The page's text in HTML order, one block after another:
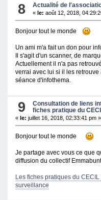
8 Actualité de
« le: août 12, 2018,
Bonjour tout le monde
Un ami m'a fait un don pour
Il s'agit d'un scanner, de
Actuellement il n'a pas
verrai avec lui si il les
séance d'infothema.
9 Consultation de liens
fiches pratique du
« le: juillet 16, 2018, 02:33:41 pm »
Bonjour tout le monde
Je partage avec vous ce que
diffusion du collectif
Les fiches pratiques du
surveillance